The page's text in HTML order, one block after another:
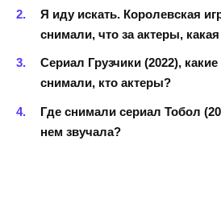
Я иду искать. Королевская
снимали, что за актеры,
Сериал Грузчики (2022),
снимали, кто актеры?
Где снимали сериал Тобол
нем звучала?